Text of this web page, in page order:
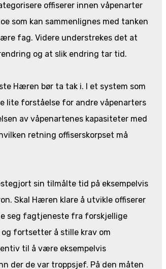
offiserer innen våpenarter
som kan sammenlignes med tanken
fag. Videre understrekes det at
og at slik endring tar tid.
Hæren bør ta tak i. I et system som
lite forståelse for andre våpenarters
av våpenartenes kapasiteter med
retning offiserskorpset må
sin tilmålte tid på eksempelvis
Skal Hæren klare å utvikle offiserer
seg fagtjeneste fra forskjellige
fortsetter å stille krav om
til å være eksempelvis
der de var troppsjef. På den måten